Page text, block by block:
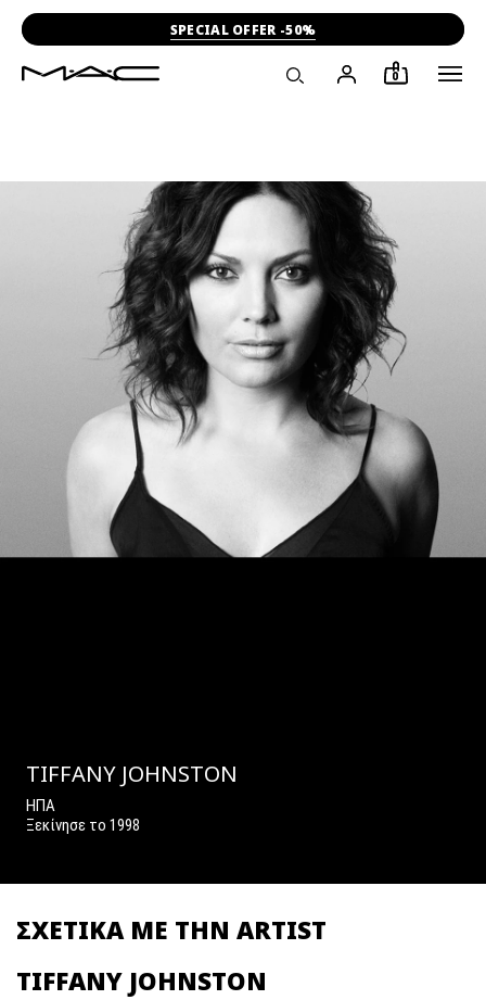
SPECIAL OFFER -50%
0
TIFFANY JOHNSTON
ΗΠΑ
Ξεκίνησε το 1998
ΣΧΕΤΙΚΑ ΜΕ ΤΗΝ ARTIST
TIFFANY JOHNSTON